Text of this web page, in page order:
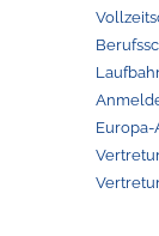
Europa-